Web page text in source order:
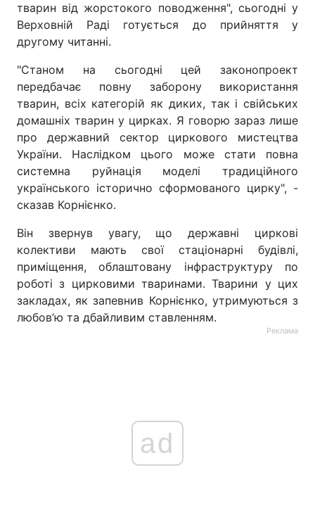
тварин від жорстокого поводження", сьогодні у
Верховній Раді готується до прийняття у
другому читанні.
"Станом на сьогодні цей законопроект
передбачає повну заборону використання
тварин, всіх категорій як диких, так і свійських
домашніх тварин у цирках. Я говорю зараз лише
про державний сектор циркового мистецтва
України. Наслідком цього може стати повна
системна руйнація моделі традиційного
українського історично сформованого цирку", -
сказав Корнієнко.
Він звернув увагу, що державні циркові
колективи мають свої стаціонарні будівлі,
приміщення, облаштовану інфраструктуру по
роботі з цирковими тваринами. Тварини у цих
закладах, як запевнив Корнієнко, утримуються з
любов’ю та дбайливим ставленням.
Реклама
ad